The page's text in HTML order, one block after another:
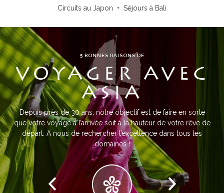
Circuits au Japon • Séjours à Bali
5 BONNES RAISONS DE
VOYAGER AVEC
ASIA
Depuis près de 30 ans, notre objectif est de faire en sorte
que votre voyage à l’arrivée soit à la hauteur de votre rêve de
départ. A nous de rechercher l’excellence dans tous les
domaines !